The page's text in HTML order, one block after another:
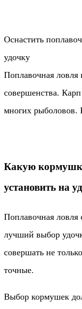
Оснастить
удочку
Поплавочная ловля
совершенства.
многих рыболовов.
Какую
установить на
Поплавочная ловля
лучший выбор
совершать не
точные.
Выбор кормушек